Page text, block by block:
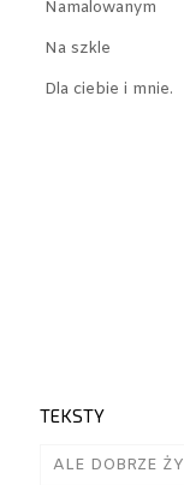
Namalowanym
Na szkle
Dla ciebie i mnie.
TEKSTY
ALE DOBRZE